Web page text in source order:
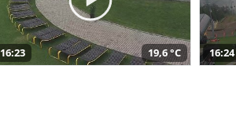
16:23 19,6 °C 16:24